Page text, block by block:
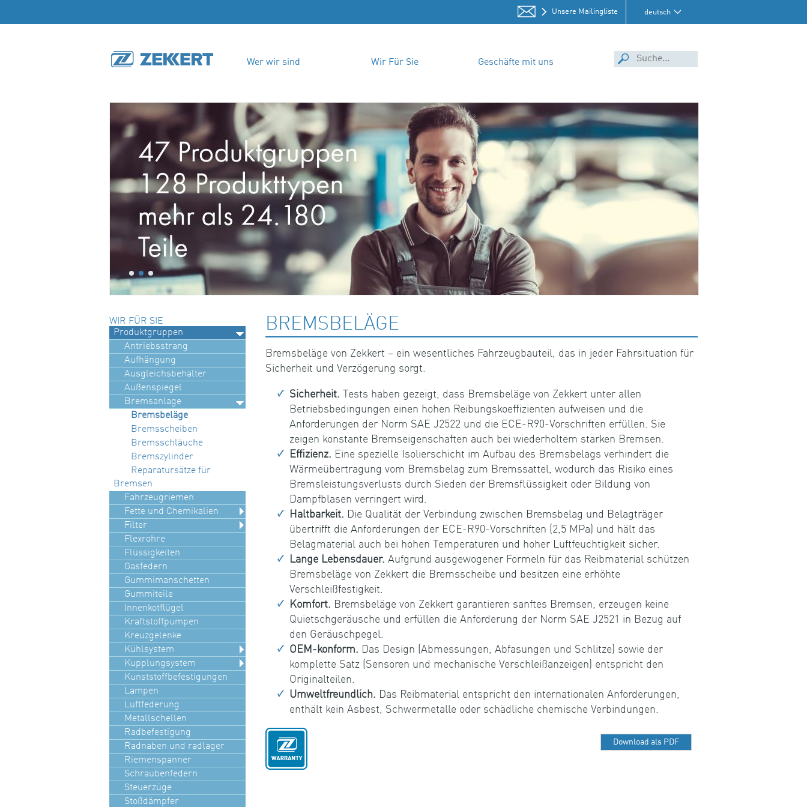
Unsere Mailingliste deutsch
Wer wir sind Wir Für Sie Geschäfte mit uns
WIR FÜR SIE
Produktgruppen
Antriebsstrang
Aufhängung
Ausgleichsbehälter
Außenspiegel
Bremsanlage
Bremsbeläge
Bremsscheiben
Bremsschläuche
Bremszylinder
Reparatursätze für
Bremsen
Fahrzeugriemen
Fette und Chemikalien
Filter
Flexrohre
Flüssigkeiten
Gasfedern
Gummimanschetten
Gummiteile
Innenkotflügel
Kraftstoffpumpen
Kreuzgelenke
Kühlsystem
Kupplungsystem
Kunststoffbefestigungen
Lampen
Luftfederung
Metallschellen
Radbefestigung
Radnaben und radlager
Riemenspanner
Schraubenfedern
Steuerzüge
Stoßdämpfer
BREMSBELÄGE
Bremsbeläge von Zekkert – ein wesentliches Fahrzeugbauteil, das in jeder Fahrsituation für
Sicherheit und Verzögerung sorgt.
Sicherheit. Tests haben gezeigt, dass Bremsbeläge von Zekkert unter allen
Betriebsbedingungen einen hohen Reibungskoeffizienten aufweisen und die
Anforderungen der Norm SAE J2522 und die ECE-R90-Vorschriften erfüllen. Sie
zeigen konstante Bremseigenschaften auch bei wiederholtem starken Bremsen.
Effizienz. Eine spezielle Isolierschicht im Aufbau des Bremsbelags verhindert die
Wärmeübertragung vom Bremsbelag zum Bremssattel, wodurch das Risiko eines
Bremsleistungsverlusts durch Sieden der Bremsflüssigkeit oder Bildung von
Dampfblasen verringert wird.
Haltbarkeit. Die Qualität der Verbindung zwischen Bremsbelag und Belagträger
übertrifft die Anforderungen der ECE-R90-Vorschriften (2,5 MPa) und hält das
Belagmaterial auch bei hohen Temperaturen und hoher Luftfeuchtigkeit sicher.
Lange Lebensdauer. Aufgrund ausgewogener Formeln für das Reibmaterial schützen
Bremsbeläge von Zekkert die Bremsscheibe und besitzen eine erhöhte
Verschleißfestigkeit.
Komfort. Bremsbeläge von Zekkert garantieren sanftes Bremsen, erzeugen keine
Quietschgeräusche und erfüllen die Anforderung der Norm SAE J2521 in Bezug auf
den Geräuschpegel.
OEM-konform. Das Design (Abmessungen, Abfasungen und Schlitze) sowie der
komplette Satz (Sensoren und mechanische Verschleißanzeigen) entspricht den
Originalteilen.
Umweltfreundlich. Das Reibmaterial entspricht den internationalen Anforderungen,
enthält kein Asbest, Schwermetalle oder schädliche chemische Verbindungen.